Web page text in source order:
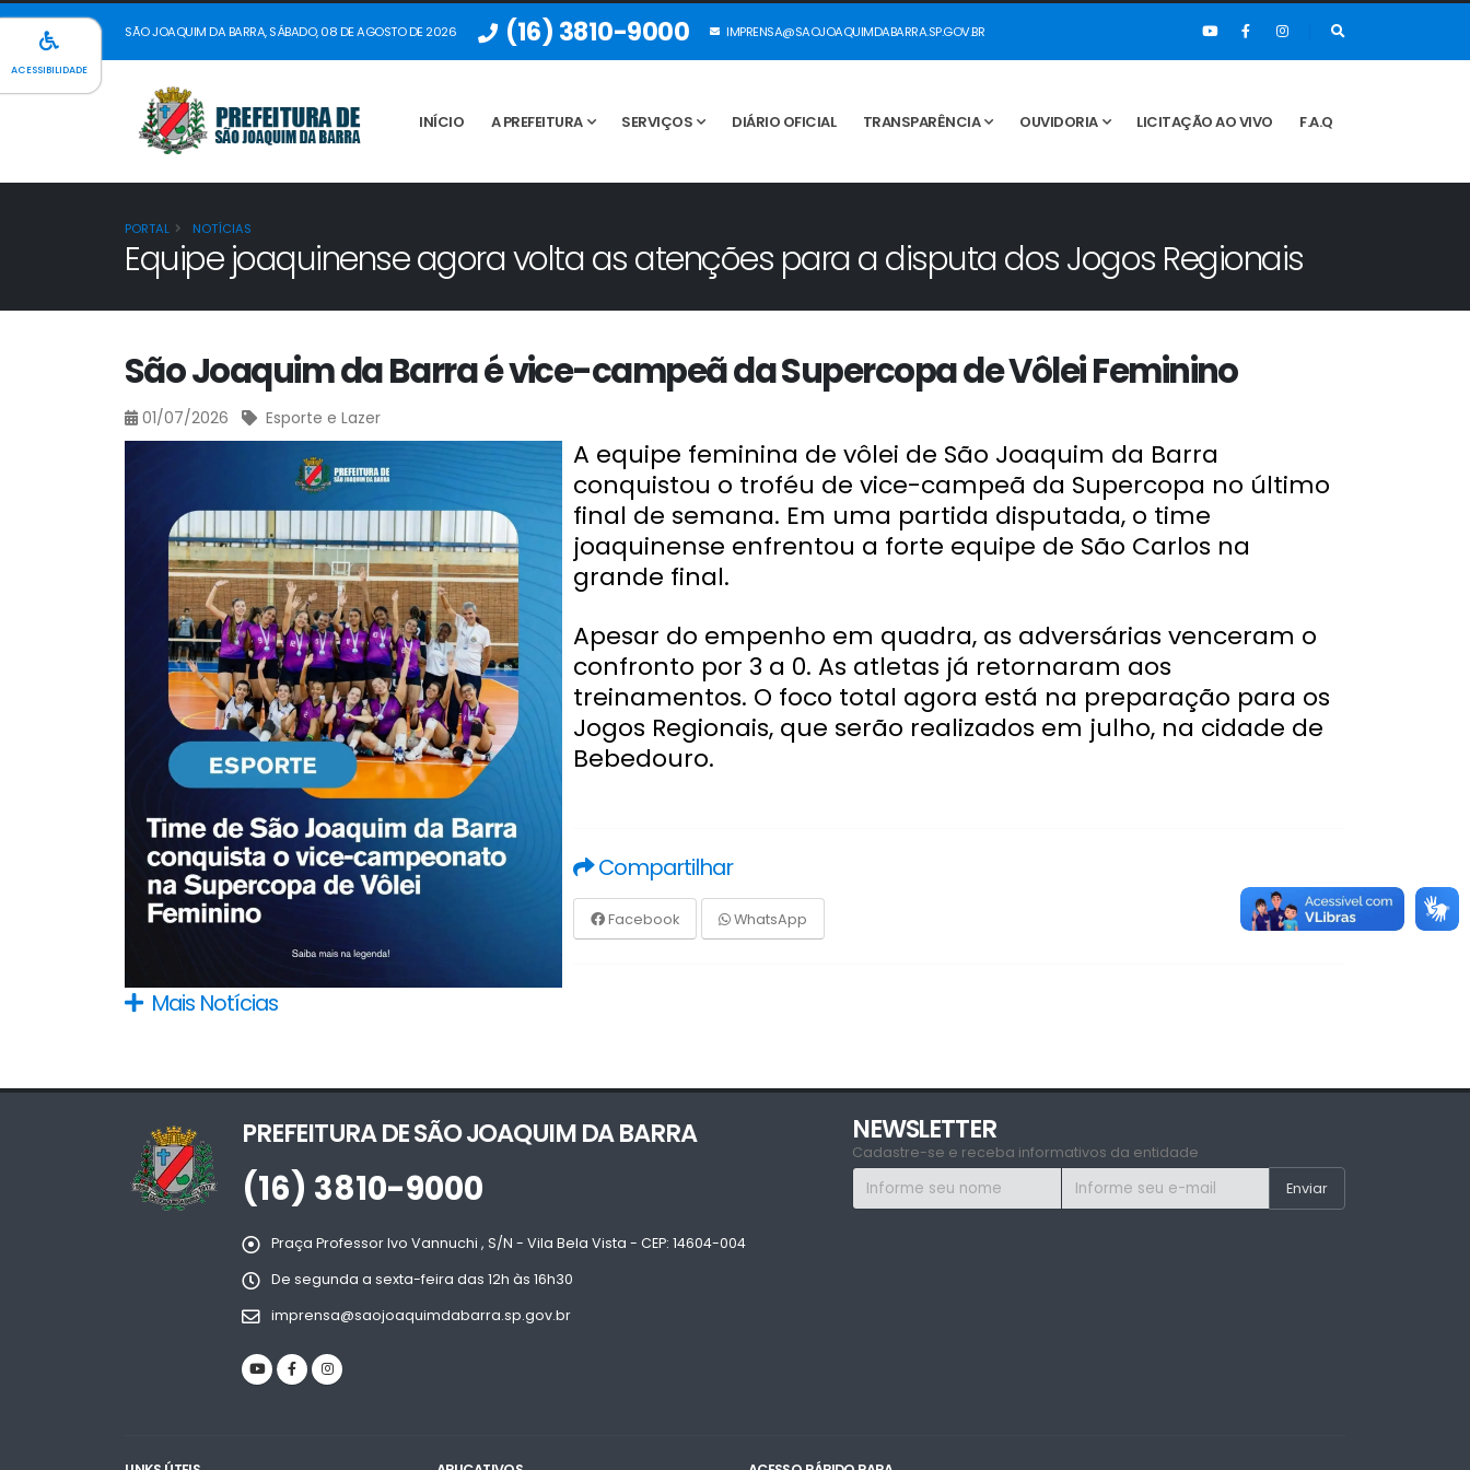
SÃO JOAQUIM DA BARRA, SÁBADO, 08 DE AGOSTO DE 2026 (16) 3810-9000 IMPRENSA@SAOJOAQUIMDABARRA.SP.GOV.BR
INÍCIO A PREFEITURA SERVIÇOS DIÁRIO OFICIAL TRANSPARÊNCIA OUVIDORIA LICITAÇÃO AO VIVO F.A.Q
PORTAL NOTÍCIAS
Equipe joaquinense agora volta as atenções para a disputa dos Jogos Regionais
São Joaquim da Barra é vice-campeã da Supercopa de Vôlei Feminino
01/07/2026 Esporte e Lazer
A equipe feminina de vôlei de São Joaquim da Barra
conquistou o troféu de vice-campeã da Supercopa no último
final de semana. Em uma partida disputada, o time
joaquinense enfrentou a forte equipe de São Carlos na
grande final.
Apesar do empenho em quadra, as adversárias venceram o
confronto por 3 a 0. As atletas já retornaram aos
treinamentos. O foco total agora está na preparação para os
Jogos Regionais, que serão realizados em julho, na cidade de
Bebedouro.
Compartilhar
Facebook WhatsApp
Mais Notícias
PREFEITURA DE SÃO JOAQUIM DA BARRA
(16) 3810-9000
Praça Professor Ivo Vannuchi , S/N - Vila Bela Vista - CEP: 14604-004
De segunda a sexta-feira das 12h às 16h30
imprensa@saojoaquimdabarra.sp.gov.br
NEWSLETTER
Cadastre-se e receba informativos da entidade
ACESSIBILIDADE